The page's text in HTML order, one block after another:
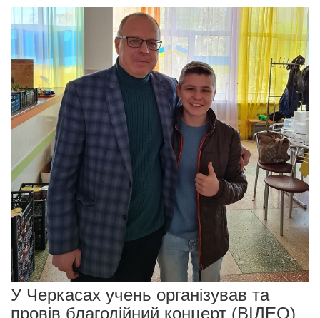
У Черкасах учень організував та
провів благодійний концерт (ВІДЕО)